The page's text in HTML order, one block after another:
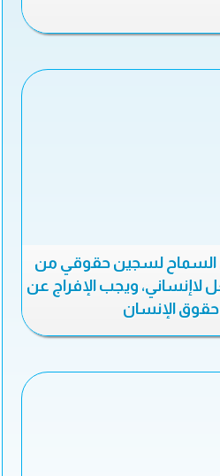
السماح لسجين حقوقي من
لاإنساني، ويجب الإفراج عن
الإنسان